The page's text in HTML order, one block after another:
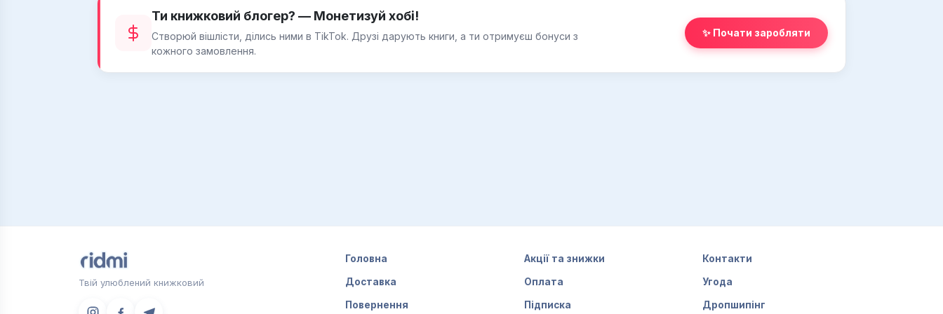
Ти книжковий блогер? — Монетизуй хобі!
Створюй вішлісти, ділись ними в TikTok. Друзі дарують книги, а ти отримуєш бонуси з
кожного замовлення.
✨ Почати заробляти
Твій улюблений книжковий
Головна Акції та знижки Контакти
Доставка Оплата Угода
Повернення Підписка Дропшипінг